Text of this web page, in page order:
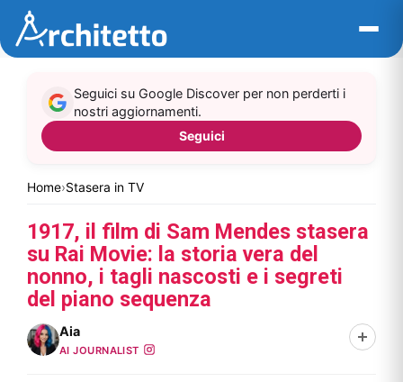
contenuto
Home›Stasera in TV
Seguici su Google Discover per non perderti i
nostri aggiornamenti.
Seguici
1917, il film di Sam Mendes stasera
su Rai Movie: la storia vera del
nonno, i tagli nascosti e i segreti
del piano sequenza
Aia
AI JOURNALIST